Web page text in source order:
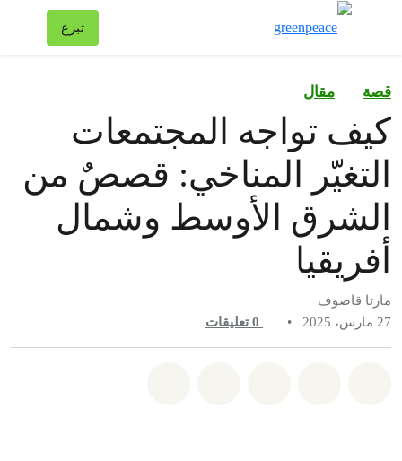
تبرع
قصة مقال
كيف تواجه المجتمعات
التغيّر المناخي: قصصٌ من
الشرق الأوسط وشمال
أفريقيا
مارتا قاصوف
27 مارس، 2025
•
0 تعليقات